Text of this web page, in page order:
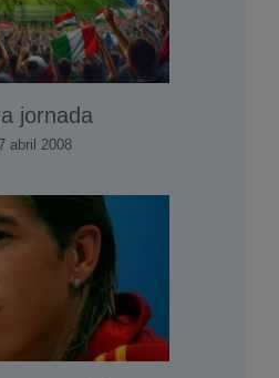
jornada
abril 2008